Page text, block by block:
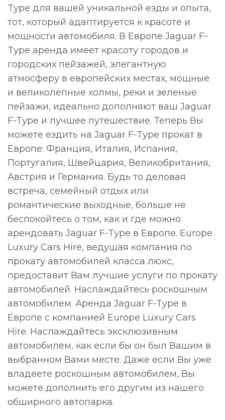
Type для вашей уникальной езды и опыта,
тот, который адаптируется к красоте и
мощности автомобиля. В Европе Jaguar F-
Type аренда имеет красоту городов и
городских пейзажей, элегантную
атмосферу в европейских местах, мощные
и великолепные холмы, реки и зеленые
пейзажи, идеально дополняют ваш Jaguar
F-Type и лучшее путешествие. Теперь Вы
можете ездить на Jaguar F-Type прокат в
Европе: Франция, Италия, Испания,
Португалия, Швейцария, Великобритания,
Австрия и Германия. Будь то деловая
встреча, семейный отдых или
романтические выходные, больше не
беспокойтесь о том, как и где можно
арендовать Jaguar F-Type в Европе. Europe
Luxury Cars Hire, ведущая компания по
прокату автомобилей класса люкс,
предоставит Вам лучшие услуги по прокату
автомобилей. Наслаждайтесь роскошным
автомобилем. Аренда Jaguar F-Type в
Европе с компанией Europe Luxury Cars
Hire. Наслаждайтесь эксклюзивным
автомобилем, как если бы он был Вашим в
выбранном Вами месте. Даже если Вы уже
владеете роскошным автомобилем, Вы
можете дополнить его другим из нашего
обширного автопарка.